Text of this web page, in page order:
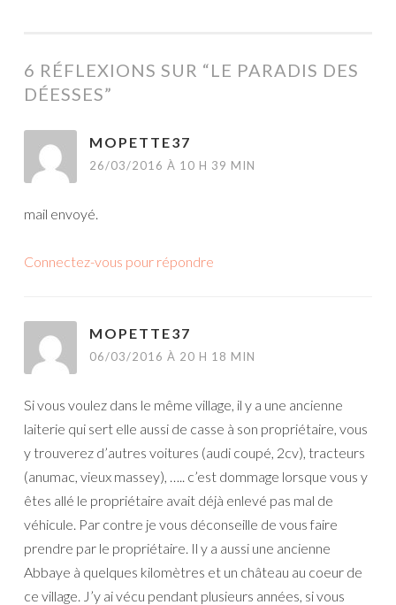
6 RÉFLEXIONS SUR “LE PARADIS DES
DÉESSES”
MOPETTE37
26/03/2016 À 10 H 39 MIN
mail envoyé.
Connectez-vous pour répondre
MOPETTE37
06/03/2016 À 20 H 18 MIN
Si vous voulez dans le même village, il y a une ancienne
laiterie qui sert elle aussi de casse à son propriétaire, vous
y trouverez d’autres voitures (audi coupé, 2cv), tracteurs
(anumac, vieux massey), ….. c’est dommage lorsque vous y
êtes allé le propriétaire avait déjà enlevé pas mal de
véhicule. Par contre je vous déconseille de vous faire
prendre par le propriétaire. Il y a aussi une ancienne
Abbaye à quelques kilomètres et un château au coeur de
ce village. J’y ai vécu pendant plusieurs années, si vous